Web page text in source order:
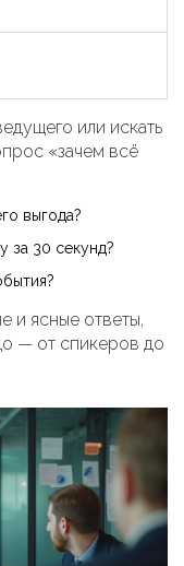
или искать
«зачем всё
выгода?
за 30 секунд?
и ясные ответы,
— от спикеров до